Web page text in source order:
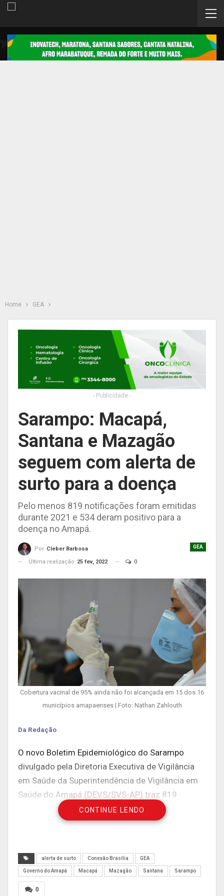
Home GEA
- Publicidade -
Sarampo: Macapá,
Santana e Mazagão
seguem com alerta de
surto para a doença
Pelo menos 819 notificações foram emitidas
durante 2021 e 534 deram positivo para a
doença no Amapá.
GEA
Por Cleber Barbosa
Última realização 25 fev, 2022 0
Cobertura vacinal de 95% ainda não foi alcançada em 15 dos 16
municípios amapaenses | Foto: Nathan Zahlouth
Da Redação
O novo Boletim Epidemiológico do Sarampo
divulgado pela Diretoria Executiva de Vigilância
em Saúde da Superintendência de Vigilância em
Saúde do Amapá (DEVS/SVS-AP) traz 819
notificações de casos suspeitos da doença entre
a 1ª e 52ª semana epidemiológica de 2021.
sarampo, o equivalente a 65,2% dos casos; e 285
(34,8%) foram descartados para a doença. Este
ano, foram 15 casos notificados, dos quais oito
CONTINUE LENDO
alerta de surto Conexão Brasília GEA
Governo do Amapá Macapá Mazagão Santana Sarampo
0